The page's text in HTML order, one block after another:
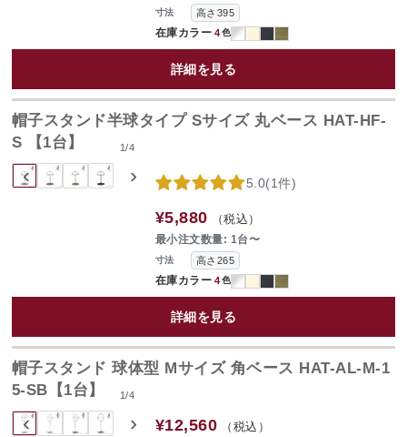
寸法 高さ395
在庫カラー 4色
詳細を見る
‹ ›
1/4
帽子スタンド半球タイプ Sサイズ 丸ベース HAT-HF-
S 【1台】
寸法 高さ265
在庫カラー 4色
5.0(1件)
¥5,880 （税込）
最小注文数量: 1台〜
詳細を見る
‹ ›
1/4
帽子スタンド 球体型 Mサイズ 角ベース HAT-AL-M-1
5-SB【1台】
¥12,560 （税込）